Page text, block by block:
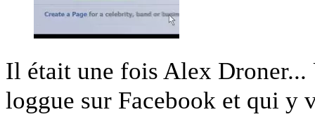
Il était une fois Alex
loggue sur Facebook et qui y